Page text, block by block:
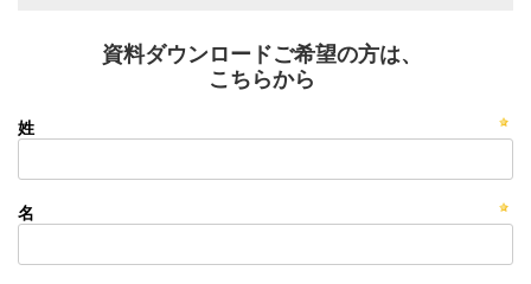
資料ダウンロードご希望の方は、
こちらから
姓
名